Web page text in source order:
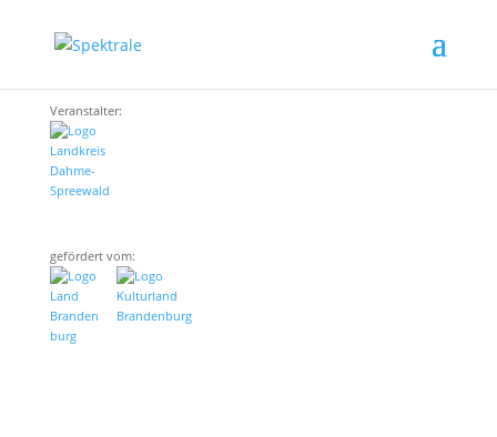
Veranstalter:
gefördert vom: